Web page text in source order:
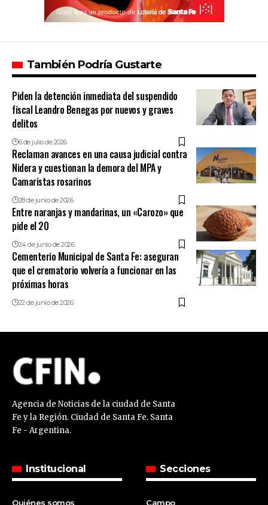
También Podría Gustarte
Piden la detención inmediata del suspendido
fiscal Leandro Benegas por nuevos y graves
delitos
6 de julio de 2026
Reclaman avances en una causa judicial contra
Nidera y cuestionan la demora del MPA y
Camaristas rosarinos
28 de junio de 2026
Entre naranjas y mandarinas, un «Carozo» que
pide el 20
24 de junio de 2026
Cementerio Municipal de Santa Fe: aseguran
que el crematorio volvería a funcionar en las
próximas horas
22 de junio de 2026
Agencia de Noticias de la ciudad de Santa
Fe y la Región. Ciudad de Santa Fe. Santa
Fe - Argentina.
Institucional
Quiénes somos
Secciones
Campo